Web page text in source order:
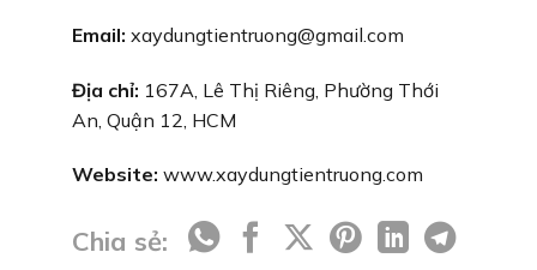
Email: xaydungtientruong@gmail.com
Địa chỉ: 167A, Lê Thị Riêng, Phường Thới
An, Quận 12, HCM
Website: www.xaydungtientruong.com
Chia sẻ: